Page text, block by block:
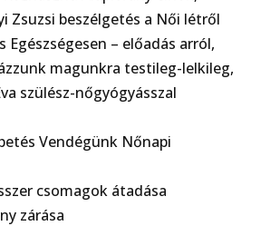
Zsuzsi beszélgetés a Női létről
Egészségesen – előadás arról,
magunkra testileg-lelkileg,
szülész-nőgyógyásszal
Vendégünk Nőnapi
csomagok átadása
zárása